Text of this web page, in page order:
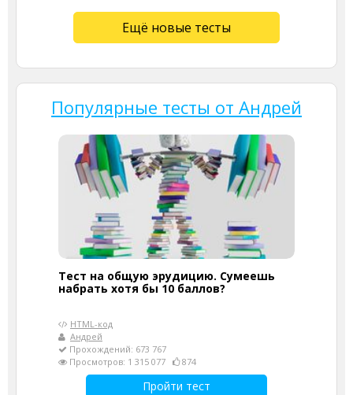
Ещё новые тесты
Популярные тесты от Андрей
Тест на общую эрудицию. Сумеешь
набрать хотя бы 10 баллов?
HTML-код
Андрей
Прохождений: 673 767
Просмотров: 1 315 077
874
Пройти тест